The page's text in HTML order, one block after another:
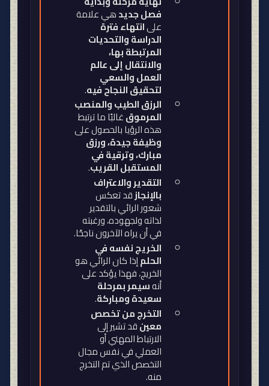
فصل جديدهي علامة
علىانتهاء فترة
الدراسة والتحديات
المرتبطة بها،
والانتقال إلى عالم
العمل والسعي
لتحقيق النجاح فيه.
الرزق الطيب والمنصب
المرموقغالبًا ما ترتبط
هذه الرؤيا بالحصول على
وظيفة جيدة، ورزق
مبارك، وترقية في
المستقبل القريب.
التقدير والاعتراف
بالإنجازقد تعكس
شعور الرائي بالتقدير
لذاته ولجهوده، ورغبته
في أن يراه الآخرون ناجحًا.
الخريج نفسه في
الحلمإذا كان الرائي هو
الخريج، فهذا يؤكد على
أنهسيمر بمرحلة
سعيدة ومباركة.
التخرج من تخصص
معينقد تشير إلى
الارتباط المهني أو
العملي في نفس مجال
التخصص الذي تم التخرج
منه.